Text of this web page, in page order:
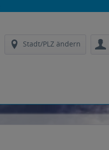
Stadt/PLZ ändern